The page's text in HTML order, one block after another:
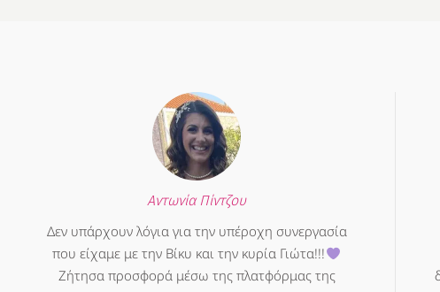
Αντωνία Πίντζου
Δεν υπάρχουν λόγια για την υπέροχη συνεργασία
που είχαμε με την Βίκυ και την κυρία Γιώτα!!!
Ζήτησα προσφορά μέσω της πλατφόρμας της